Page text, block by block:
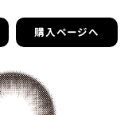
購入ページへ